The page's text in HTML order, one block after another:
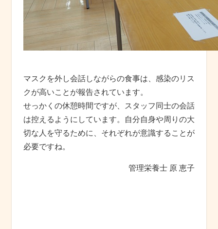
マスクを外し会話しながらの食事は、感染のリス
クが高いことが報告されています。
せっかくの休憩時間ですが、スタッフ同士の会話
は控えるようにしています。自分自身や周りの大
切な人を守るために、それぞれが意識することが
必要ですね。
管理栄養士 原 恵子